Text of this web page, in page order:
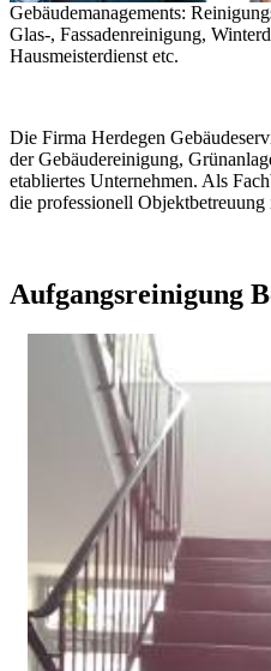
Gebäudemanagements:
Glas-, Fassadenreinigung,
Hausmeisterdienst etc.
Die Firma Herdegen
der Gebäudereinigung,
etabliertes Unternehmen. Als
die professionell
Aufgangsreinigung